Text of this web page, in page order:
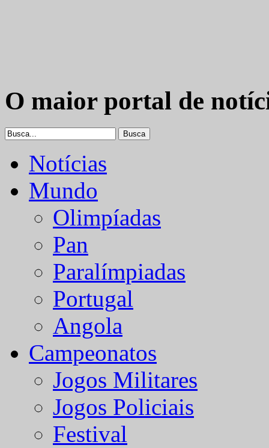
O maior portal de
Notícias
Mundo
Olimpíadas
Pan
Paralímpiadas
Portugal
Angola
Campeonatos
Jogos Militares
Jogos Policiais
Festival